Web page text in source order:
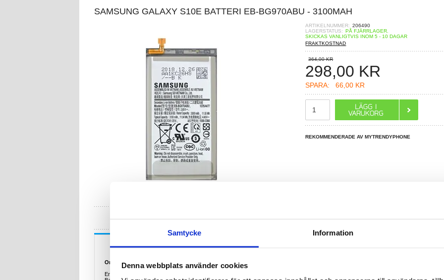
Samtycke Information
Denna webbplats använder cookies
SAMSUNG GALAXY S10E BATTERI EB-BG970ABU - 3100MAH
ARTIKELNUMMER: 206490
LAGERSTATUS: PÅ FJÄRRLAGER.
SKICKAS VANLIGTVIS INOM 5 - 10 DAGAR
FRAKTKOSTNAD
364,00 KR
298,00 KR
SPARA: 66,00 KR
REKOMMENDERADE AV MYTRENDYPHONE
Originalt Samsung Galaxy S10e Batteri EB-BG970ABU - 3100mAh - Li-Ion - 3.85V
Ersätt det gamla batteriet och utrusta din Samsung Galaxy S10e med ett nytt originalbatteri som kommer ge nödvändig ström.